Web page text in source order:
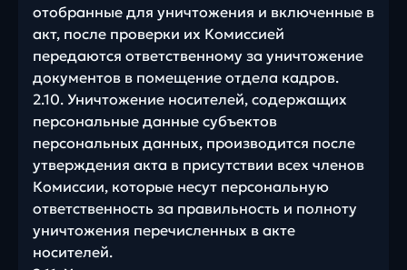
отобранные для уничтожения и включенные в
акт, после проверки их Комиссией
передаются ответственному за уничтожение
документов в помещение отдела кадров.
2.10. Уничтожение носителей, содержащих
персональные данные субъектов
персональных данных, производится после
утверждения акта в присутствии всех членов
Комиссии, которые несут персональную
ответственность за правильность и полноту
уничтожения перечисленных в акте
носителей.